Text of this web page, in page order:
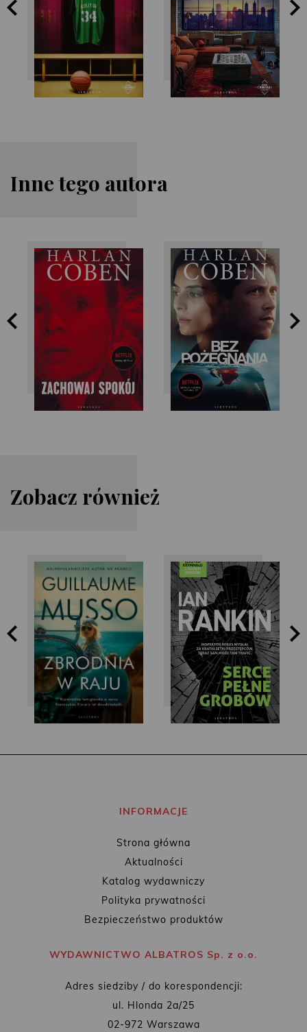
Inne tego autora
Harlan Coben Harlan Coben
Zobacz również
Guillaume Musso Ian Rankin
INFORMACJE
Strona główna
Aktualności
Katalog wydawniczy
Polityka prywatności
Bezpieczeństwo produktów
WYDAWNICTWO ALBATROS Sp. z o.o.
Adres siedziby / do korespondencji:
ul. Hlonda 2a/25
02-972 Warszawa